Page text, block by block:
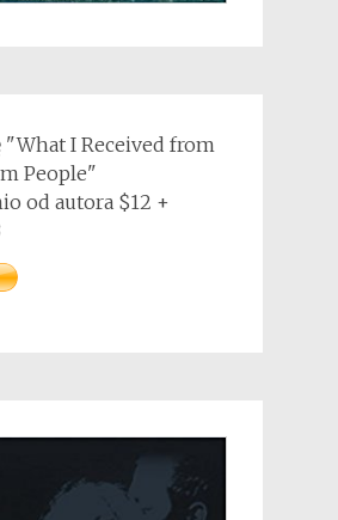
"What I Received from
People"
od autora $12 +